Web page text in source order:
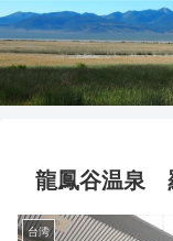
龍鳳谷温泉
台湾